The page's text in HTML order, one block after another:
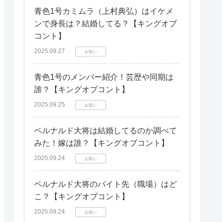
青色1号カミムラ（上村典弘）はイケメ
ンで身長は？結婚してる？【キングオブ
コント】
2025.09.27 お笑い
青色1号のメンバー紹介！芸歴や同期は
誰？【キングオブコント】
2025.09.25 お笑い
ベルナルド大将は結婚してるのか調べて
みた！嫁は誰？【キングオブコント】
2025.09.24 お笑い
ベルナルド大将のバイト先（職場）はど
こ？【キングオブコント】
2025.09.24 お笑い